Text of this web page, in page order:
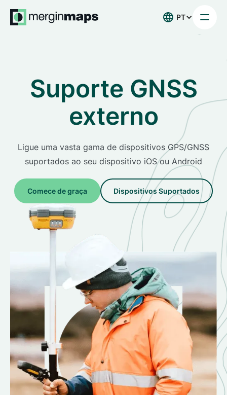
PT
Suporte GNSS
externo
Ligue uma vasta gama de dispositivos GPS/GNSS
suportados ao seu dispositivo iOS ou Android
Comece de graça Dispositivos Suportados